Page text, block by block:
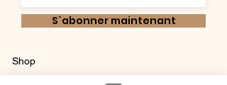
S`abonner maintenant
Shop